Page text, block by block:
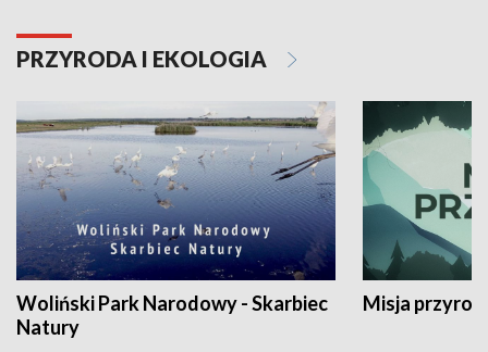
PRZYRODA I EKOLOGIA
Woliński Park Narodowy - Skarbiec
Natury
Misja